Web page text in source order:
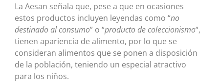
La Aesan señala que, pese a que en ocasiones
estos productos incluyen leyendas como “no
destinado al consumo” o “producto de coleccionismo“,
tienen apariencia de alimento, por lo que se
consideran alimentos que se ponen a disposición
de la población, teniendo un especial atractivo
para los niños.